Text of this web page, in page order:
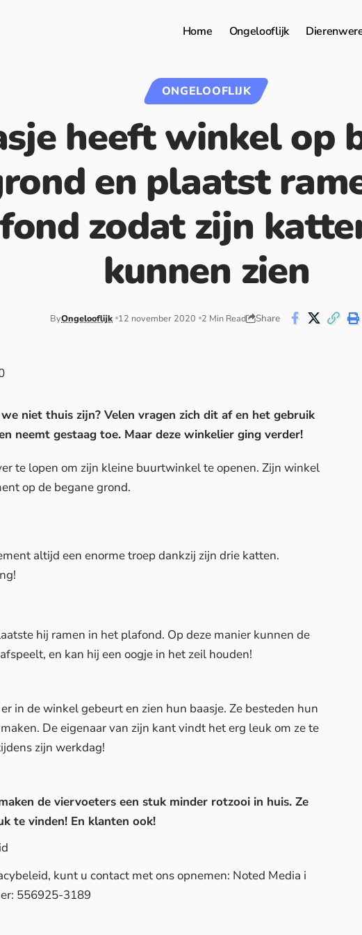
Home Ongelooflijk
ONGELOOFLIJK
heeft winkel op
en plaatst
zodat zijn
kunnen zien
ByOngelooflijk 12 november 2020 2 Min Read Share
niet thuis zijn? Velen vragen zich dit af en het gebruik
neemt gestaag toe. Maar deze winkelier ging verder!
te lopen om zijn kleine buurtwinkel te openen. Zijn winkel
op de begane grond.
altijd een enorme troep dankzij zijn drie katten.
hij ramen in het plafond. Op deze manier kunnen de
en kan hij een oogje in het zeil houden!
in de winkel gebeurt en zien hun baasje. Ze besteden hun
De eigenaar van zijn kant vindt het erg leuk om ze te
zijn werkdag!
de viervoeters een stuk minder rotzooi in huis. Ze
te vinden! En klanten ook!
kunt u contact met ons opnemen: Noted Media i
556925-3189